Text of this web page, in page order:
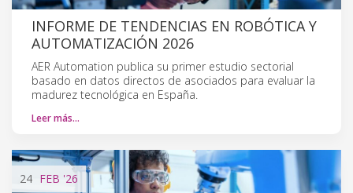
INFORME DE TENDENCIAS EN ROBÓTICA Y
AUTOMATIZACIÓN 2026
AER Automation publica su primer estudio sectorial
basado en datos directos de asociados para evaluar la
madurez tecnológica en España.
Leer más…
24 FEB '26